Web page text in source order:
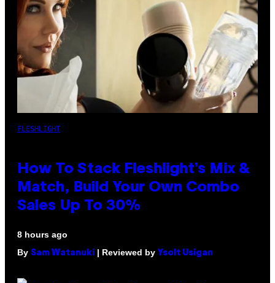
FLESHLIGHT
How To Stack Fleshlight’s Mix &
Match, Build Your Own Combo
Sales Up To 30%
8 hours ago
By Sam Watanuki | Reviewed by Ysolt Usigan